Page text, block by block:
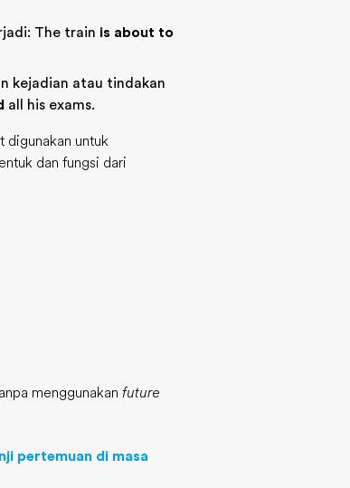
The train is about to
kejadian atau tindakan
all his exams.
digunakan untuk
dan fungsi dari
menggunakan future
pertemuan di masa